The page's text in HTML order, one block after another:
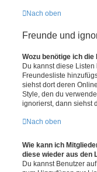
Nach oben
Freunde und
Wozu benötige ich
Du kannst diese
Freundesliste
siehst dort deren
Style, den du
ignorierst, dann siehst
Nach oben
Wie kann ich
diese wieder aus den
Du kannst Benutzer